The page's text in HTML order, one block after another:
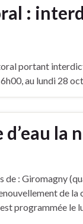
:
portant
au lundi 28
la
de : Giromagny
de
programmée